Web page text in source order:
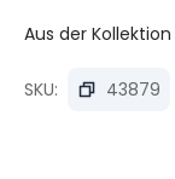
Aus der Kollektion
SKU: 43879